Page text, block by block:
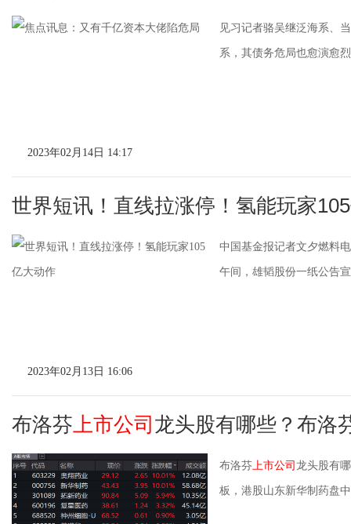
见习记者骆吴继泛海系、
系，其债务危局也愈演愈
2023年02月14日 14:17
世界短讯！直线拉涨停！氢能玩家
中国基金报记者文夕燃料
午间，雄韬股份一纸公告
2023年02月13日 16:06
布洛芬上市公司 龙头股有哪些？布洛
布洛芬 上市公司 龙头股有
板，港股山东新华制药盘